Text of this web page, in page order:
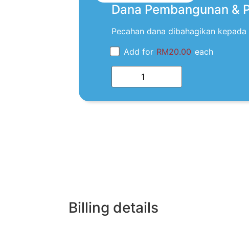
Dana Pembangunan &
Pecahan dana dibahagikan
Add for RM20.00 each
Billing details